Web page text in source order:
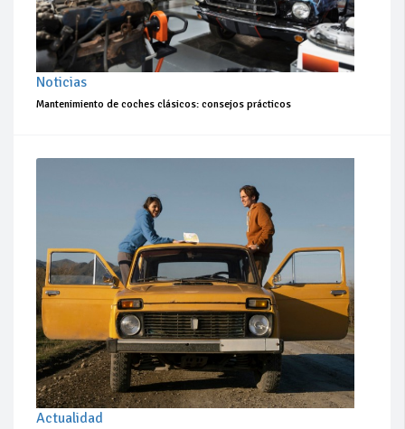
Noticias
Mantenimiento de coches clásicos: consejos prácticos
Actualidad